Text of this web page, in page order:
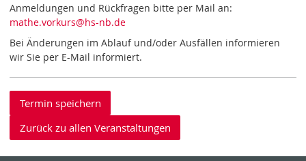
Anmeldungen und Rückfragen bitte per Mail an:
mathe.vorkurs@hs-nb.de
Bei Änderungen im Ablauf und/oder Ausfällen informieren
wir Sie per E-Mail informiert.
Termin speichern
Zurück zu allen Veranstaltungen